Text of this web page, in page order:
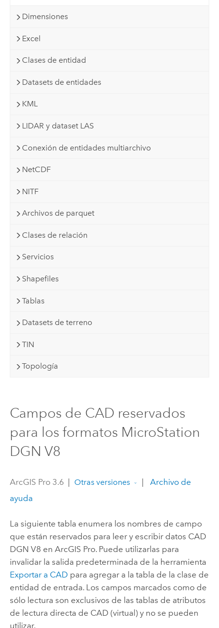
Dimensiones
Excel
Clases de entidad
Datasets de entidades
KML
LIDAR y dataset LAS
Conexión de entidades multiarchivo
NetCDF
NITF
Archivos de parquet
Clases de relación
Servicios
Shapefiles
Tablas
Datasets de terreno
TIN
Topología
Campos de CAD reservados
para los formatos MicroStation
DGN V8
ArcGIS Pro 3.6 Otras versiones
Archivo de
ayuda
La siguiente tabla enumera los nombres de campo
que están reservados para leer y escribir datos CAD
DGN V8 en ArcGIS Pro. Puede utilizarlas para
invalidar la salida predeterminada de la herramienta
Exportar a CAD para agregar a la tabla de la clase de
entidad de entrada. Los campos marcados como de
sólo lectura son exclusivos de las tablas de atributos
de lectura directa de CAD (virtual) y no se pueden
utilizar.